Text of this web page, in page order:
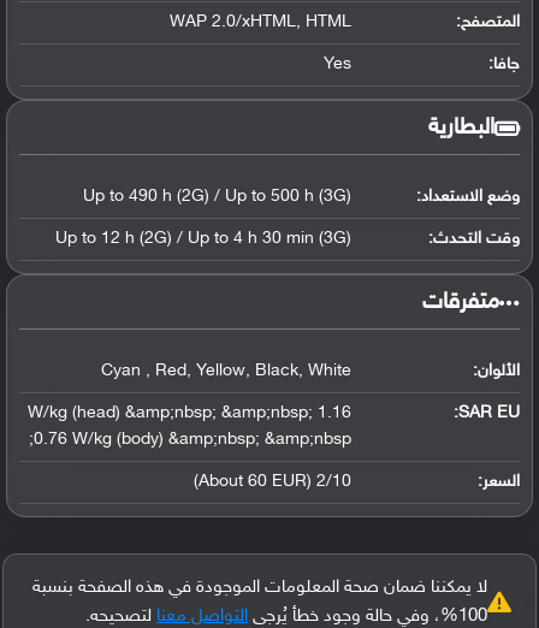
المتصفح: WAP 2.0/xHTML, HTML
جافا: Yes
البطارية
وضع الاستعداد: Up to 490 h (2G) / Up to 500 h (3G)
وقت التحدث: Up to 12 h (2G) / Up to 4 h 30 min (3G)
‏متفرقات‏
الألوان: Cyan , Red, Yellow, Black, White
SAR EU:
1.16 W/kg (head) &amp;nbsp; &amp;nbsp;
0.76 W/kg (body) &amp;nbsp; &amp;nbsp;
السعر: 2/10 (About 60 EUR)
لا يمكننا ضمان صحة المعلومات الموجودة في هذه الصفحة بنسبة
100%، وفي حالة وجود خطأ يُرجى
التواصل معنا لتصحيحه.